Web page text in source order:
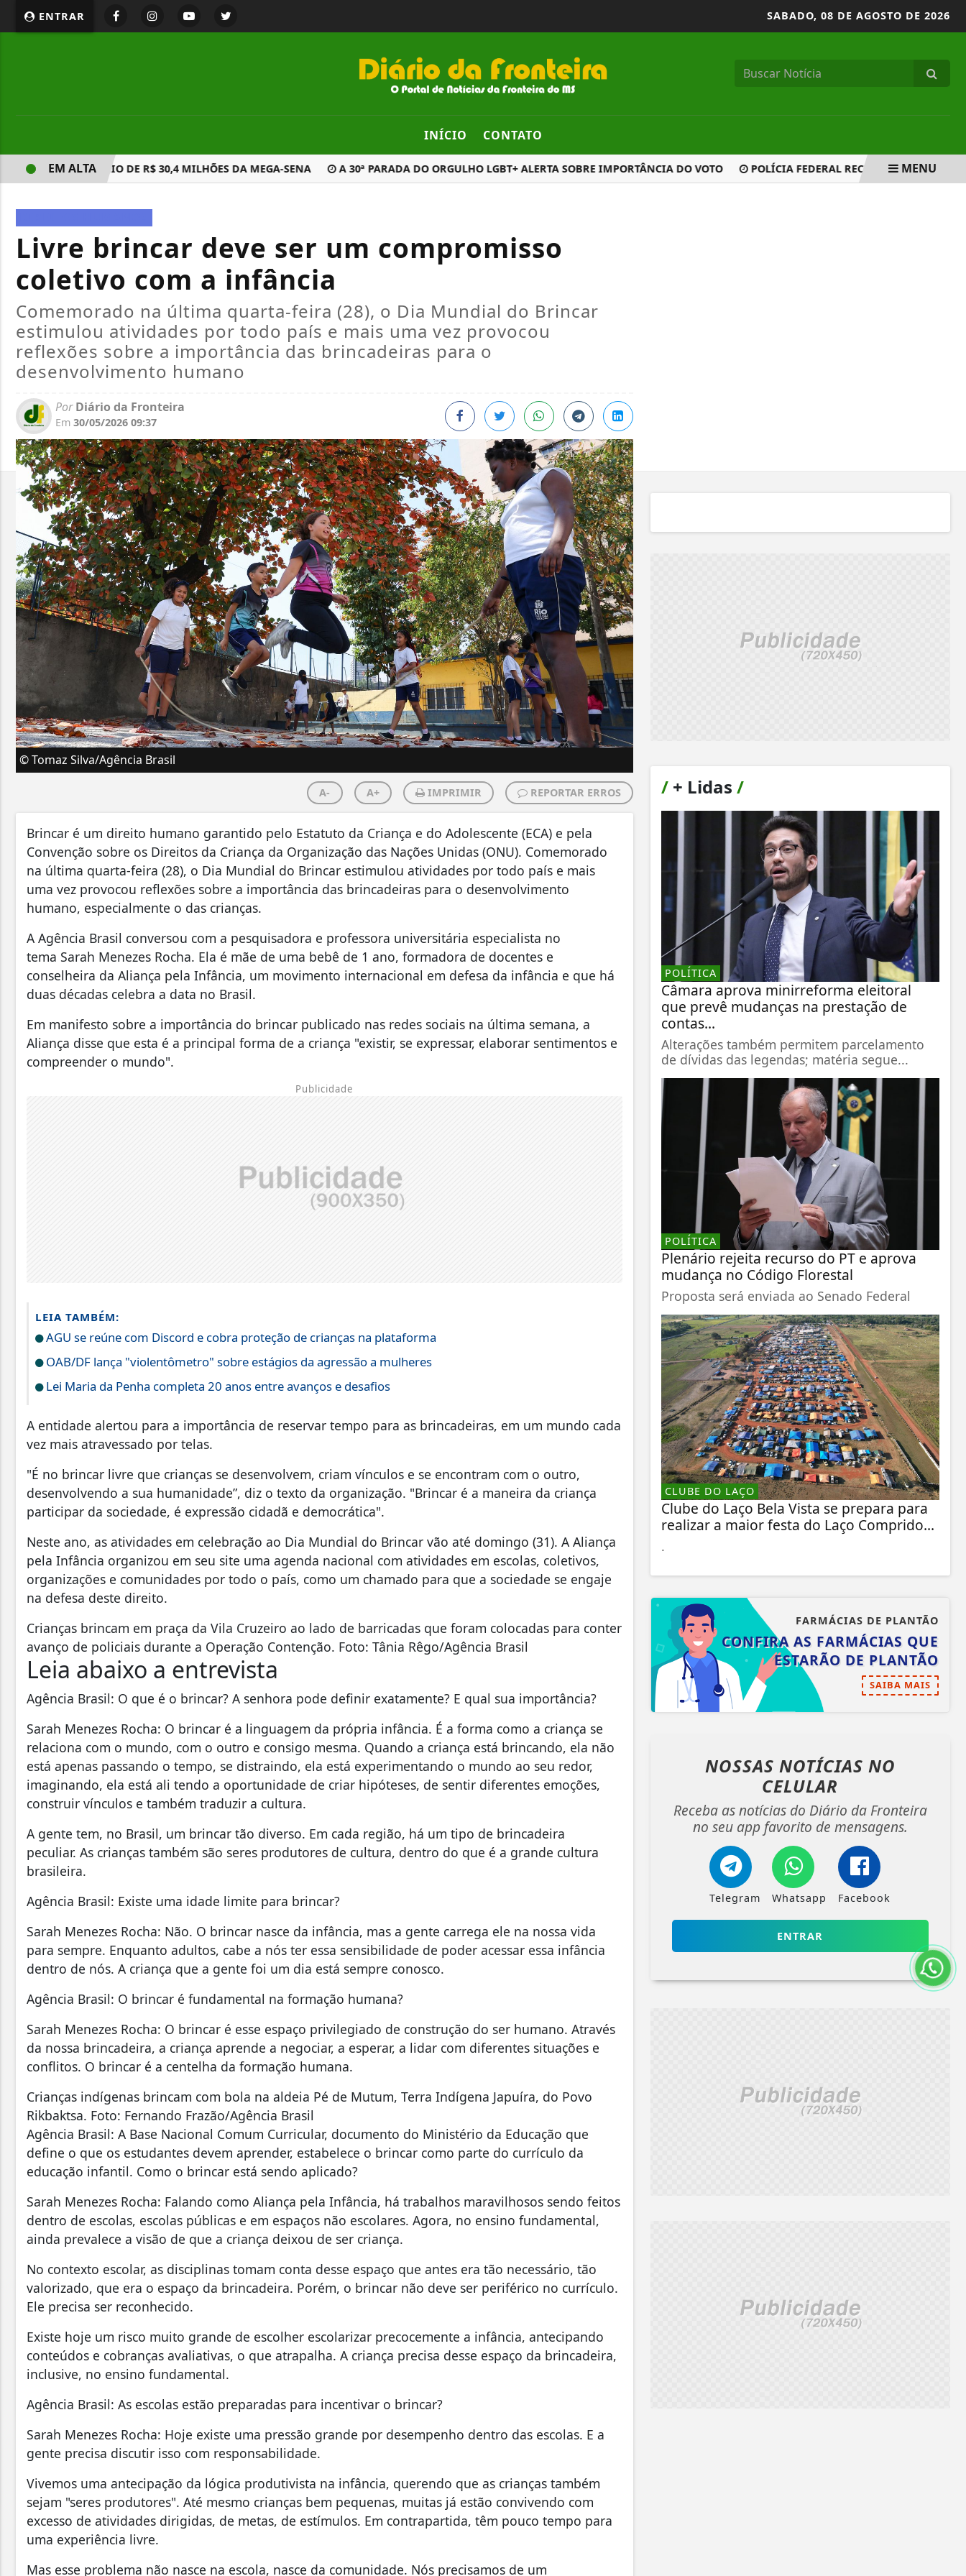
ENTRAR SABADO, 08 DE AGOSTO DE 2026
INÍCIO CONTATO
GANHA PRÊMIO DE R$ 30,4 MILHÕES DA MEGA-SENA A 30ª PARADA DO ORGULHO LGBT+ ALERTA SOBRE IMPORTÂNCIA DO VOTO POLÍCIA FEDERAL RECUSA PROPOSTA DE
EM ALTA MENU
Livre brincar deve ser um compromisso
coletivo com a infância
Comemorado na última quarta-feira (28), o Dia Mundial do Brincar
estimulou atividades por todo país e mais uma vez provocou
reflexões sobre a importância das brincadeiras para o
desenvolvimento humano
PorDiário da Fronteira
Em 30/05/2026 09:37
© Tomaz Silva/Agência Brasil
A- A+ IMPRIMIR REPORTAR ERROS
Brincar é um direito humano garantido pelo Estatuto da Criança e do Adolescente (ECA) e pela
Convenção sobre os Direitos da Criança da Organização das Nações Unidas (ONU). Comemorado
na última quarta-feira (28), o Dia Mundial do Brincar estimulou atividades por todo país e mais
uma vez provocou reflexões sobre a importância das brincadeiras para o desenvolvimento
humano, especialmente o das crianças.
A Agência Brasil conversou com a pesquisadora e professora universitária especialista no
tema Sarah Menezes Rocha. Ela é mãe de uma bebê de 1 ano, formadora de docentes e
conselheira da Aliança pela Infância, um movimento internacional em defesa da infância e que há
duas décadas celebra a data no Brasil.
Em manifesto sobre a importância do brincar publicado nas redes sociais na última semana, a
Aliança disse que esta é a principal forma de a criança "existir, se expressar, elaborar sentimentos e
compreender o mundo".
Publicidade
LEIA TAMBÉM:
AGU se reúne com Discord e cobra proteção de crianças na plataforma
OAB/DF lança "violentômetro" sobre estágios da agressão a mulheres
Lei Maria da Penha completa 20 anos entre avanços e desafios
A entidade alertou para a importância de reservar tempo para as brincadeiras, em um mundo cada
vez mais atravessado por telas.
"É no brincar livre que crianças se desenvolvem, criam vínculos e se encontram com o outro,
desenvolvendo a sua humanidade”, diz o texto da organização. "Brincar é a maneira da criança
participar da sociedade, é expressão cidadã e democrática".
Neste ano, as atividades em celebração ao Dia Mundial do Brincar vão até domingo (31). A Aliança
pela Infância organizou em seu site uma agenda nacional com atividades em escolas, coletivos,
organizações e comunidades por todo o país, como um chamado para que a sociedade se engaje
na defesa deste direito.
Crianças brincam em praça da Vila Cruzeiro ao lado de barricadas que foram colocadas para conter
avanço de policiais durante a Operação Contenção. Foto: Tânia Rêgo/Agência Brasil
Leia abaixo a entrevista
Agência Brasil: O que é o brincar? A senhora pode definir exatamente? E qual sua importância?
Sarah Menezes Rocha: O brincar é a linguagem da própria infância. É a forma como a criança se
relaciona com o mundo, com o outro e consigo mesma. Quando a criança está brincando, ela não
está apenas passando o tempo, se distraindo, ela está experimentando o mundo ao seu redor,
imaginando, ela está ali tendo a oportunidade de criar hipóteses, de sentir diferentes emoções,
construir vínculos e também traduzir a cultura.
A gente tem, no Brasil, um brincar tão diverso. Em cada região, há um tipo de brincadeira
peculiar. As crianças também são seres produtores de cultura, dentro do que é a grande cultura
brasileira.
Agência Brasil: Existe uma idade limite para brincar?
Sarah Menezes Rocha: Não. O brincar nasce da infância, mas a gente carrega ele na nossa vida
para sempre. Enquanto adultos, cabe a nós ter essa sensibilidade de poder acessar essa infância
dentro de nós. A criança que a gente foi um dia está sempre conosco.
Agência Brasil: O brincar é fundamental na formação humana?
Sarah Menezes Rocha: O brincar é esse espaço privilegiado de construção do ser humano. Através
da nossa brincadeira, a criança aprende a negociar, a esperar, a lidar com diferentes situações e
conflitos. O brincar é a centelha da formação humana.
Crianças indígenas brincam com bola na aldeia Pé de Mutum, Terra Indígena Japuíra, do Povo
Rikbaktsa. Foto: Fernando Frazão/Agência Brasil
Agência Brasil: A Base Nacional Comum Curricular, documento do Ministério da Educação que
define o que os estudantes devem aprender, estabelece o brincar como parte do currículo da
educação infantil. Como o brincar está sendo aplicado?
Sarah Menezes Rocha: Falando como Aliança pela Infância, há trabalhos maravilhosos sendo feitos
dentro de escolas, escolas públicas e em espaços não escolares. Agora, no ensino fundamental,
ainda prevalece a visão de que a criança deixou de ser criança.
No contexto escolar, as disciplinas tomam conta desse espaço que antes era tão necessário, tão
valorizado, que era o espaço da brincadeira. Porém, o brincar não deve ser periférico no currículo.
Ele precisa ser reconhecido.
Existe hoje um risco muito grande de escolher escolarizar precocemente a infância, antecipando
conteúdos e cobranças avaliativas, o que atrapalha. A criança precisa desse espaço da brincadeira,
inclusive, no ensino fundamental.
Agência Brasil: As escolas estão preparadas para incentivar o brincar?
Sarah Menezes Rocha: Hoje existe uma pressão grande por desempenho dentro das escolas. E a
gente precisa discutir isso com responsabilidade.
Vivemos uma antecipação da lógica produtivista na infância, querendo que as crianças também
sejam "seres produtores". Até mesmo crianças bem pequenas, muitas já estão convivendo com
excesso de atividades dirigidas, de metas, de estímulos. Em contrapartida, têm pouco tempo para
uma experiência livre.
Mas esse problema não nasce na escola, nasce da comunidade. Nós precisamos de um
/+ Lidas /
POLÍTICA
Câmara aprova minirreforma eleitoral
que prevê mudanças na prestação de
contas...
Alterações também permitem parcelamento
de dívidas das legendas; matéria segue...
POLÍTICA
Plenário rejeita recurso do PT e aprova
mudança no Código Florestal
Proposta será enviada ao Senado Federal
CLUBE DO LAÇO
Clube do Laço Bela Vista se prepara para
realizar a maior festa do Laço Comprido...
.
FARMÁCIAS DE PLANTÃO
CONFIRA AS FARMÁCIAS QUE
ESTARÃO DE PLANTÃO
SAIBA MAIS
NOSSAS NOTÍCIAS NO
CELULAR
Receba as notícias do Diário da Fronteira
no seu app favorito de mensagens.
Telegram Whatsapp Facebook
ENTRAR